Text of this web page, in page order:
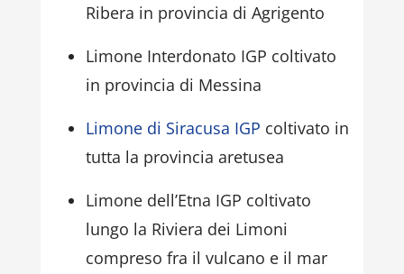
Ribera in provincia di Agrigento
Limone Interdonato IGP coltivato
in provincia di Messina
Limone di Siracusa IGP coltivato in
tutta la provincia aretusea
Limone dell’Etna IGP coltivato
lungo la Riviera dei Limoni
compreso fra il vulcano e il mar